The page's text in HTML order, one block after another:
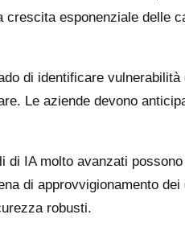
esponenziale delle
di identificare
Le aziende devono
di IA molto avanzati
di approvvigionamento
robusti.